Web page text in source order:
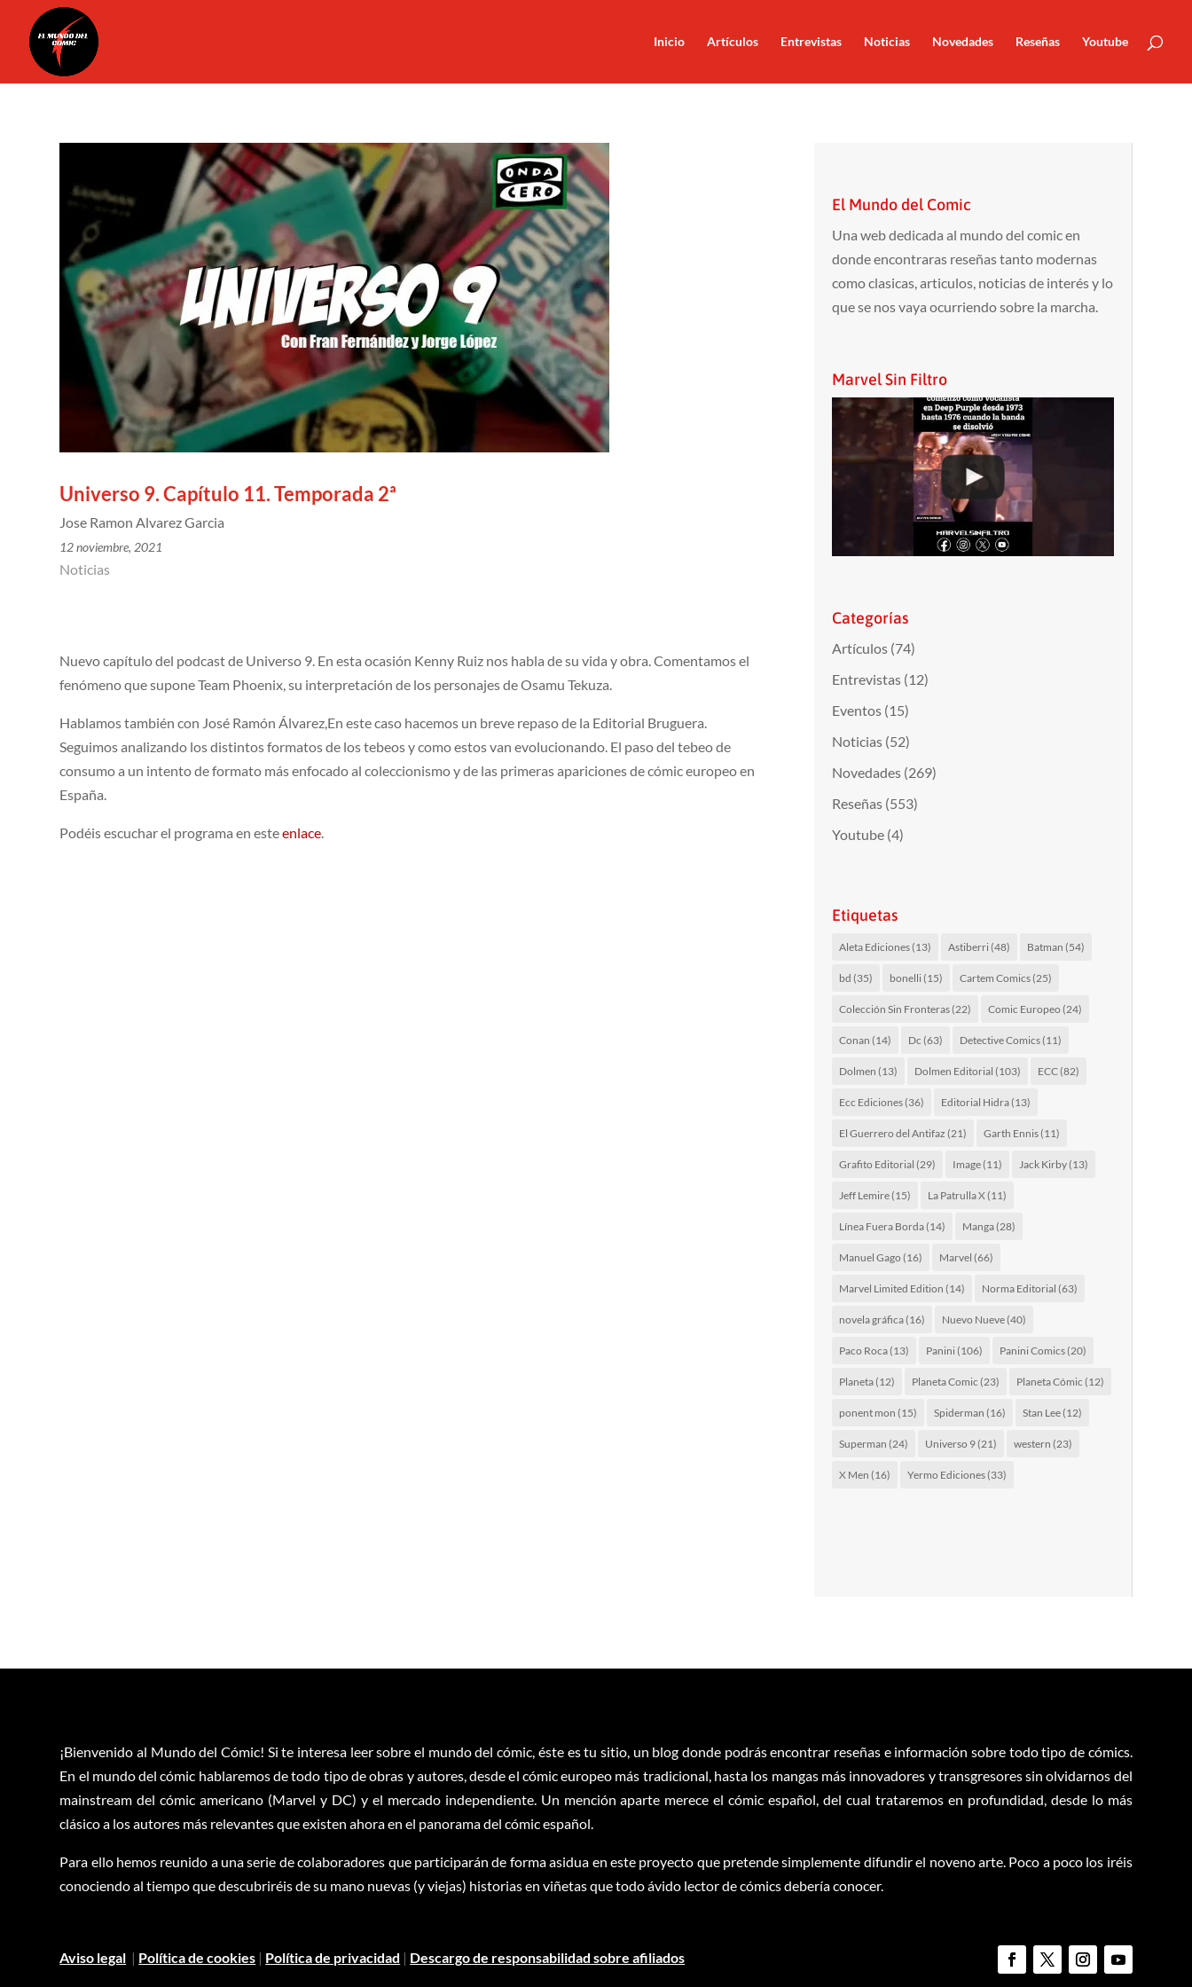
Inicio Artículos Entrevistas Noticias Novedades Reseñas Youtube
Universo 9. Capítulo 11. Temporada 2ª
Jose Ramon Alvarez Garcia
12 noviembre, 2021
Noticias
Nuevo capítulo del podcast de Universo 9. En esta ocasión Kenny Ruiz nos habla de su vida y obra. Comentamos el
fenómeno que supone Team Phoenix, su interpretación de los personajes de Osamu Tekuza.
Hablamos también con José Ramón Álvarez,En este caso hacemos un breve repaso de la Editorial Bruguera.
Seguimos analizando los distintos formatos de los tebeos y como estos van evolucionando. El paso del tebeo de
consumo a un intento de formato más enfocado al coleccionismo y de las primeras apariciones de cómic europeo en
España.
Podéis escuchar el programa en esteenlace.
El Mundo del Comic
Una web dedicada al mundo del comic en
donde encontraras reseñas tanto modernas
como clasicas, articulos, noticias de interés y lo
que se nos vaya ocurriendo sobre la marcha.
Marvel Sin Filtro
Categorías
Artículos(74)
Entrevistas(12)
Eventos(15)
Noticias(52)
Novedades(269)
Reseñas(553)
Youtube(4)
Etiquetas
Aleta Ediciones(13) Astiberri(48) Batman (54)
bd (35) bonelli(15) Cartem Comics(25)
Colección Sin Fronteras(22) Comic Europeo (24)
Conan (14) Dc (63) Detective Comics(11)
Dolmen (13) Dolmen Editorial (103) ECC(82)
Ecc Ediciones(36) Editorial Hidra(13)
El Guerrero del Antifaz (21) Garth Ennis(11)
Grafito Editorial (29) Image(11) Jack Kirby(13)
Jeff Lemire(15) La Patrulla X(11)
Línea Fuera Borda(14) Manga(28)
Manuel Gago (16) Marvel (66)
Marvel Limited Edition (14) Norma Editorial (63)
novela gráfica(16) Nuevo Nueve(40)
Paco Roca(13) Panini(106) Panini Comics(20)
Planeta(12) Planeta Comic (23) Planeta Cómic (12)
ponent mon (15) Spiderman (16) Stan Lee(12)
Superman (24) Universo 9(21) western (23)
X Men (16) Yermo Ediciones(33)
¡Bienvenido al Mundo del Cómic! Si te interesa leer sobre el mundo del cómic, éste es tu sitio, un blog donde podrás encontrar reseñas e información sobre todo tipo de cómics.
En el mundo del cómic hablaremos de todo tipo de obras y autores, desde el cómic europeo más tradicional, hasta los mangas más innovadores y transgresores sin olvidarnos del
mainstream del cómic americano (Marvel y DC) y el mercado independiente. Un mención aparte merece el cómic español, del cual trataremos en profundidad, desde lo más
clásico a los autores más relevantes que existen ahora en el panorama del cómic español.
Para ello hemos reunido a una serie de colaboradores que participarán de forma asidua en este proyecto que pretende simplemente difundir el noveno arte. Poco a poco los iréis
conociendo al tiempo que descubriréis de su mano nuevas (y viejas) historias en viñetas que todo ávido lector de cómics debería conocer.
Aviso legal | Política de cookies | Política de privacidad | Descargo de responsabilidad sobre afiliados